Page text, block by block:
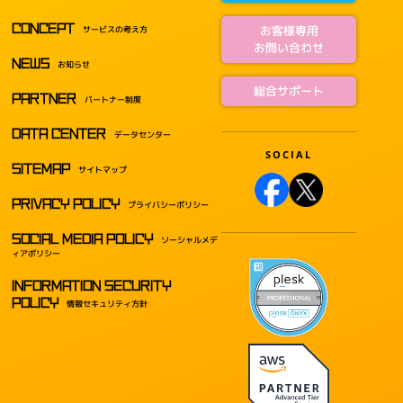
CONCEPT サービスの考え方
NEWS お知らせ
PARTNER パートナー制度
DATA CENTER データセンター
SITEMAP サイトマップ
PRIVACY POLICY プライバシーポリシー
SOCIAL MEDIA POLICY
ソーシャルメデ
ィアポリシー
INFORMATION SECURITY
POLICY
情報セキュリティ方針
お客様専用
お問い合わせ
総合サポート